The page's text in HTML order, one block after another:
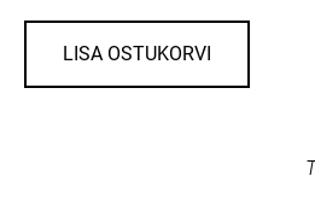
LISA OSTUKORVI